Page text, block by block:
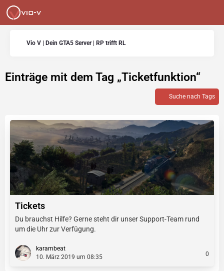
Vio V | Dein GTA5 Server | RP trifft RL
Einträge mit dem Tag „Ticketfunktion“
Suche nach Tags
Tickets
Du brauchst Hilfe? Gerne steht dir unser Support-Team rund
um die Uhr zur Verfügung.
karambeat
10. März 2019 um 08:35
0